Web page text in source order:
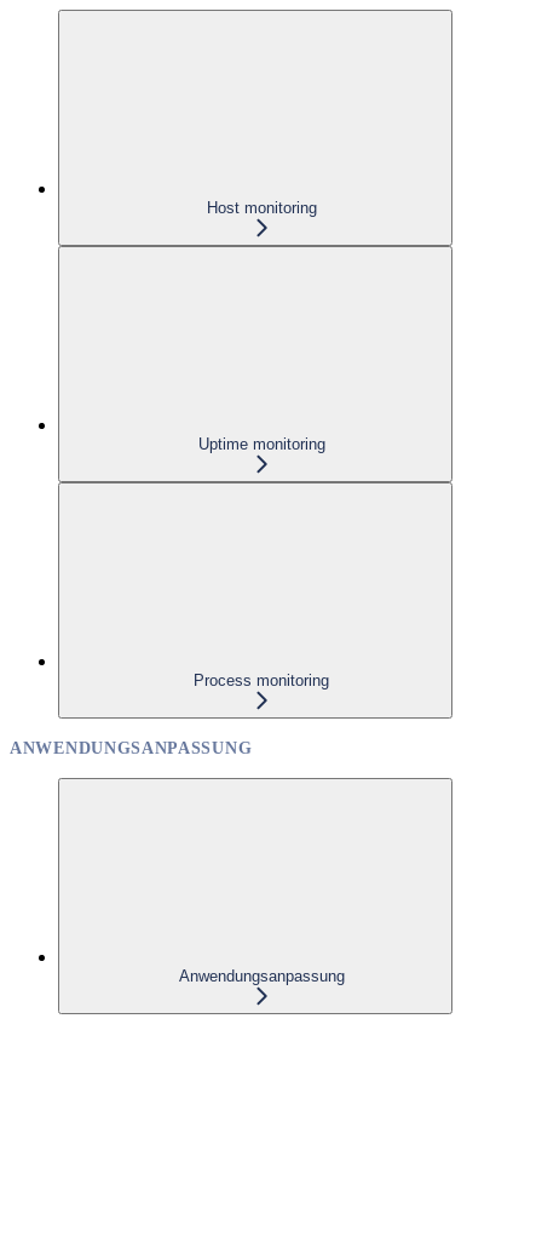
Host monitoring
Uptime monitoring
Process monitoring
ANWENDUNGSANPASSUNG
Anwendungsanpassung